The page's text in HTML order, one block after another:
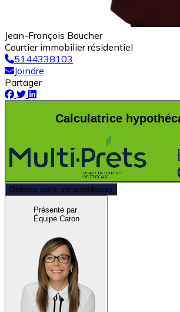
Jean-François Boucher
Courtier immobilier résidentiel
5144338103
Joindre
Partager
Calculatrice
Obtenez votre pré-approbation
Présenté par
Équipe Caron